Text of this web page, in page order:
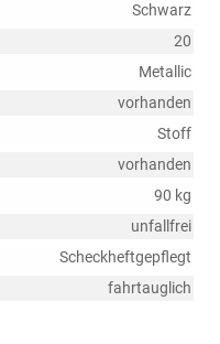
Schwarz
20
Metallic
vorhanden
Stoff
vorhanden
90 kg
unfallfrei
Scheckheftgepflegt
fahrtauglich